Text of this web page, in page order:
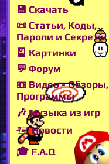
💾 Скачать
📜 Статьи, Коды,
Пароли и Секреты
🎴 Картинки
💬 Форум
📼 Видео - Обзоры,
Программы
🎶 Музыка из игр
🖅 Новости
🎓 F.A.Q